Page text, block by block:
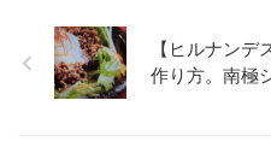
【ヒルナン
作り方。南極